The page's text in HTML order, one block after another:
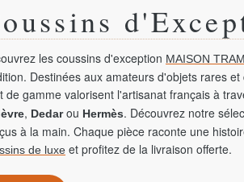
les coussins d'exception MAISON
Destinées aux amateurs d'objets rares
de gamme valorisent l'artisanat français à
, Dedarou Hermès. Découvrez notre
à la main. Chaque pièce raconte une
de luxe et profitez de la livraison offerte.